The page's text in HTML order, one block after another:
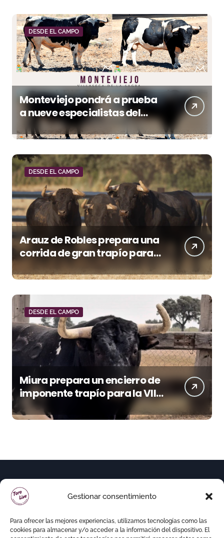
Gestionar consentimiento
Para ofrecer las mejores experiencias, utilizamos tecnologías como las
cookies para almacenar y/o acceder a la información del dispositivo. El
DESDE EL CAMPO
Monteviejo pondrá a prueba
a nueve especialistas del
recorte mañana en Villaseca
DESDE EL CAMPO
Arauz de Robles prepara una
corrida de gran trapío para
la despedida de Víctor Puerto
en Ciudad Real (Vídeo)
DESDE EL CAMPO
Miura prepara un encierro de
imponente trapío para la VIII
Corrida Magallánica